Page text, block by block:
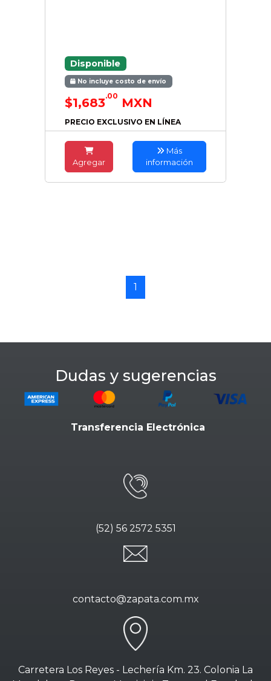
Disponible
No incluye costo de envío
$1,683.00 MXN
PRECIO EXCLUSIVO EN LÍNEA
Agregar
Más
información
1
Dudas y sugerencias
Transferencia Electrónica
(52) 56 2572 5351
contacto@zapata.com.mx
Carretera Los Reyes - Lechería Km. 23. Colonia La